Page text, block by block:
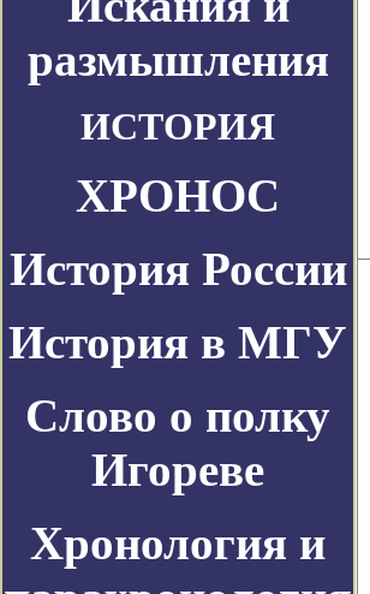
размышления
ИСТОРИЯ
ХРОНОС
История России
История в МГУ
Слово о полку
Игореве
Хронология и